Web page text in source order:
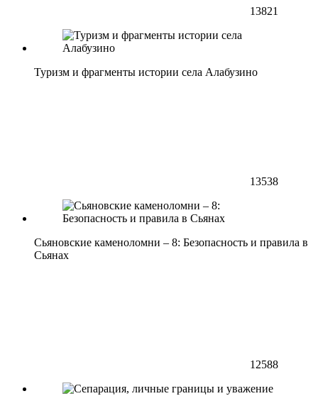
13821
Туризм и фрагменты истории села Алабузино
13538
Сьяновские каменоломни – 8: Безопасность и правила в
Сьянах
12588